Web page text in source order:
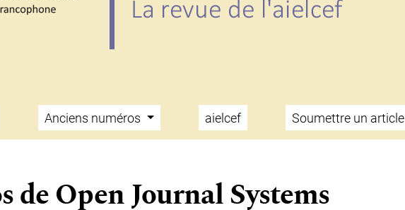
Anciens numéros aielcef Soumettre un article
de Open Journal Systems